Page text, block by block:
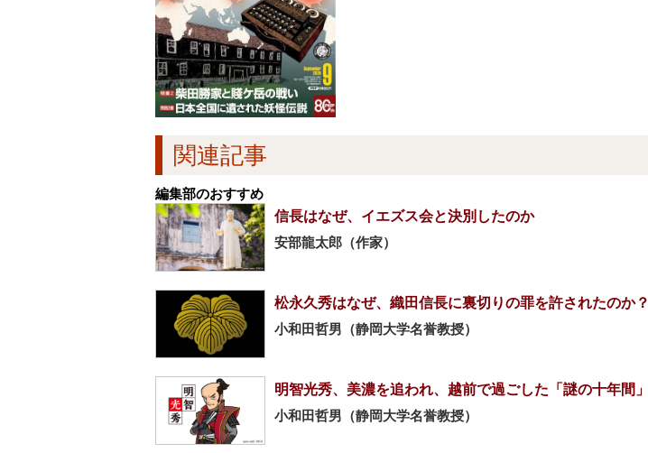
関連記事
編集部のおすすめ
信長はなぜ、イエズス会と決別したのか
安部龍太郎（作家）
松永久秀はなぜ、織田信長に裏切りの罪を許されたのか？
小和田哲男（静岡大学名誉教授）
明智光秀、美濃を追われ、越前で過ごした「謎の十年間」
小和田哲男（静岡大学名誉教授）